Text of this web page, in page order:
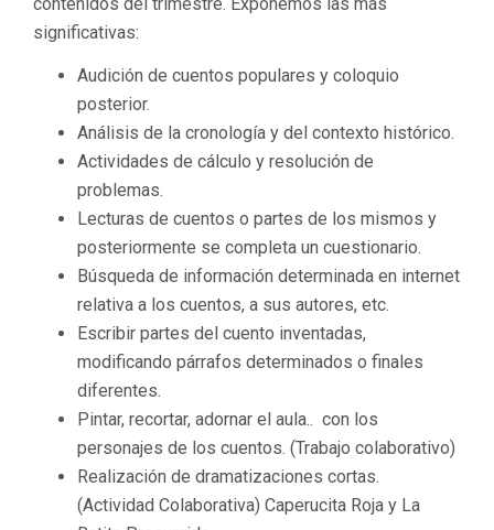
significativas:
Audición de cuentos populares y coloquio
posterior.
Análisis de la cronología y del contexto histórico.
Actividades de cálculo y resolución de
problemas.
Lecturas de cuentos o partes de los mismos y
posteriormente se completa un cuestionario.
Búsqueda de información determinada en internet
relativa a los cuentos, a sus autores, etc.
Escribir partes del cuento inventadas,
modificando párrafos determinados o finales
diferentes.
Pintar, recortar, adornar el aula.. con los
personajes de los cuentos. (Trabajo colaborativo)
Realización de dramatizaciones cortas.
(Actividad Colaborativa) Caperucita Roja y La